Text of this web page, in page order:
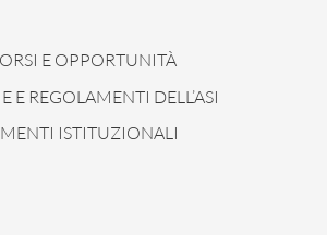
E OPPORTUNITÀ
E REGOLAMENTI DELL’ASI
ISTITUZIONALI